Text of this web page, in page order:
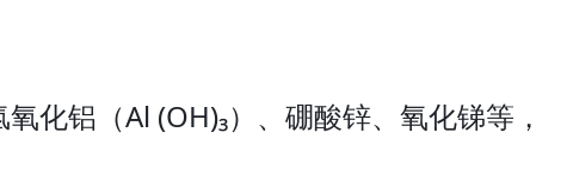
化铝（Al (OH)₃）、硼酸锌、氧化锑等，